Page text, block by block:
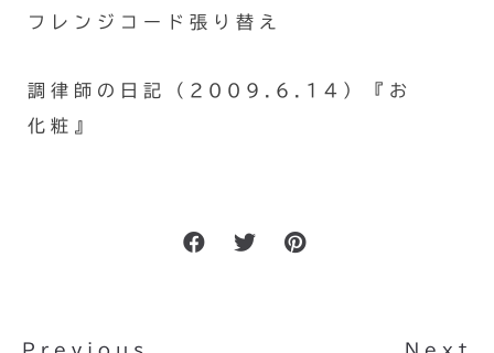
フレンジコード張り替え
調律師の日記（2009.6.14）『お
化粧』